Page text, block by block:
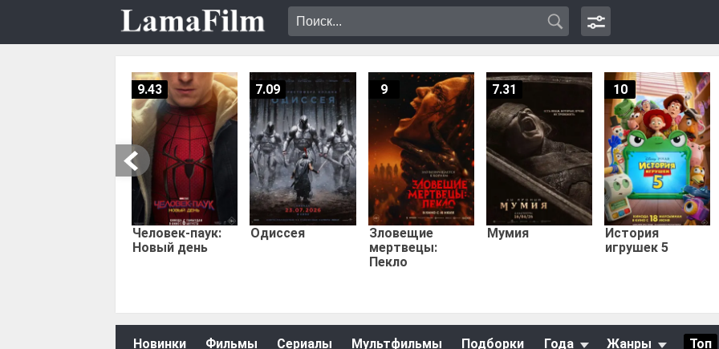
Человек-паук:
Новый день
9.43
Одиссея
7.09
Зловещие
мертвецы:
Пекло
9
Мумия
7.31
История
игрушек 5
10
Новинки Фильмы Сериалы Мультфильмы Подборки Года Жанры Топ